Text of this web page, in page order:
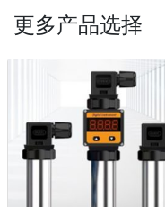
更多产品选择